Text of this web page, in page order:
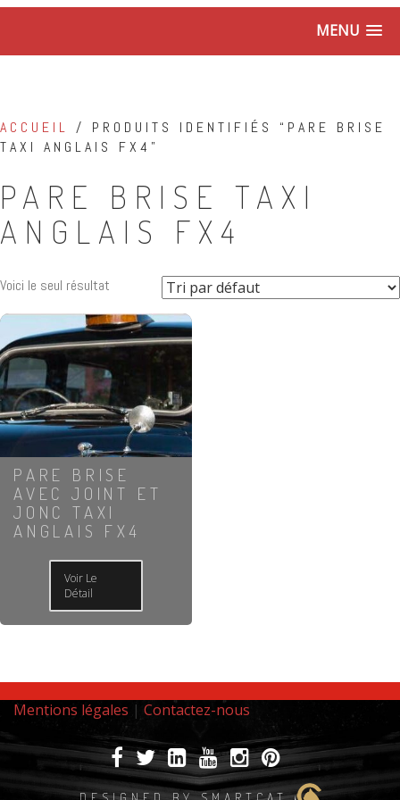
MENU
ACCUEIL / PRODUITS IDENTIFIÉS “PARE BRISE
TAXI ANGLAIS FX4”
PARE BRISE TAXI
ANGLAIS FX4
Voici le seul résultat
PARE BRISE
AVEC JOINT ET
JONC TAXI
ANGLAIS FX4
Voir Le
Détail
Mentions légales | Contactez-nous